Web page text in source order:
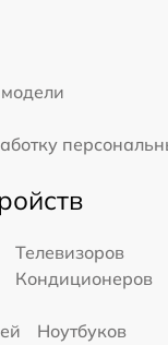
Телевизоров
Кондиционеров
Ноутбуков